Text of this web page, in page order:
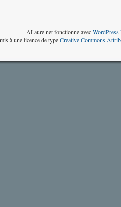
ALaure.net fonctionne avecWordPress
à une licence de typeCreative Commons